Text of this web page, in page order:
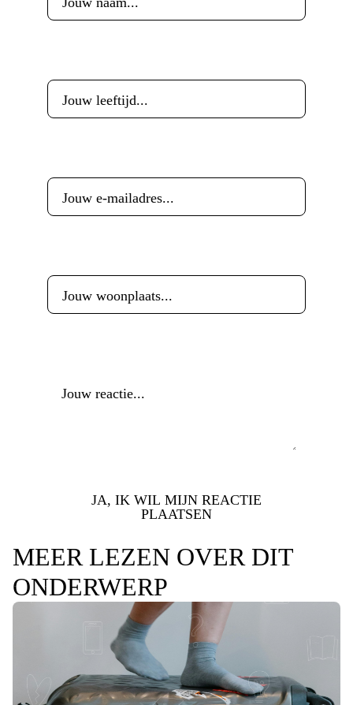
JA, IK WIL MIJN REACTIE
PLAATSEN
MEER LEZEN OVER DIT
ONDERWERP